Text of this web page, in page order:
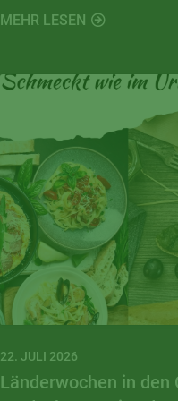
Nachbarschaft.
MEHR LESEN
22. JULI 2026
Länderwochen in